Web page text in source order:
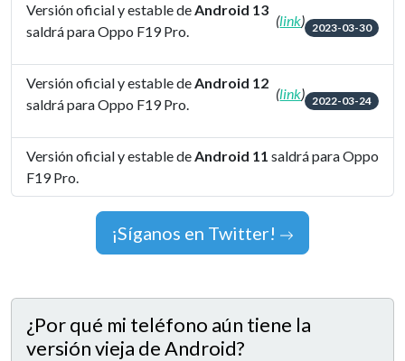
Versión oficial y estable deAndroid 13
saldrá para Oppo F19 Pro.
(link) 2023-03-30
Versión oficial y estable deAndroid 12
saldrá para Oppo F19 Pro.
(link) 2022-03-24
Versión oficial y estable deAndroid 11 saldrá para Oppo
F19 Pro.
¡Síganos en Twitter!
¿Por qué mi teléfono aún tiene la
versión vieja de Android?